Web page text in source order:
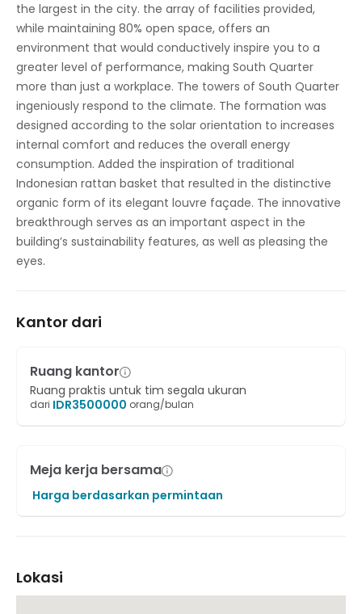
Kamar mandi
Kontrol suhu
Studio konferensi video
Penyimpanan Sepeda
the largest in the city. the array of facilities provided,
while maintaining 80% open space, offers an
environment that would conductively inspire you to a
greater level of performance, making South Quarter
more than just a workplace. The towers of South Quarter
ingeniously respond to the climate. The formation was
designed according to the solar orientation to increases
internal comfort and reduces the overall energy
consumption. Added the inspiration of traditional
Indonesian rattan basket that resulted in the distinctive
organic form of its elegant louvre façade. The innovative
breakthrough serves as an important aspect in the
building’s sustainability features, as well as pleasing the
eyes.
Kantor dari
Ruang kantor
Ruang praktis untuk tim segala ukuran
dari IDR3500000 orang/bulan
Meja kerja bersama
Harga berdasarkan permintaan
Lokasi